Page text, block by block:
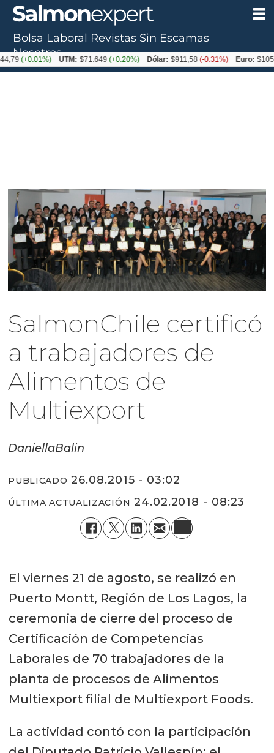
SalmonChile certificó
a trabajadores de
Alimentos de
Multiexport
DaniellaBalin
PUBLICADO 26.08.2015 - 03:02
ÚLTIMA ACTUALIZACIÓN 24.02.2018 - 08:23
El viernes 21 de agosto, se realizó en
Puerto Montt, Región de Los Lagos, la
ceremonia de cierre del proceso de
Certificación de Competencias
Laborales de 70 trabajadores de la
planta de procesos de Alimentos
Multiexport filial de Multiexport Foods.
La actividad contó con la participación
Bolsa Laboral Revistas Sin Escamas
Nosotros
UTM: $71.649(+0.20%) Dólar: $911,58(-0.31%) Euro: $1053,36(-